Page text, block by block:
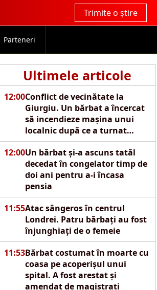
Trimite o știre
Parteneri
Ultimele articole
12:00Conflict de vecinătate la
Giurgiu. Un bărbat a încercat
să incendieze mașina unui
localnic după ce a turnat
motorină pe autoturism
12:00Un bărbat și-a ascuns tatăl
decedat în congelator timp de
doi ani pentru a-i încasa
pensia
11:55Atac sângeros în centrul
Londrei. Patru bărbați au fost
înjunghiați de o femeie
11:53Bărbat costumat în moarte cu
coasa pe acoperișul unui
spital. A fost arestat și
amendat de magistrați